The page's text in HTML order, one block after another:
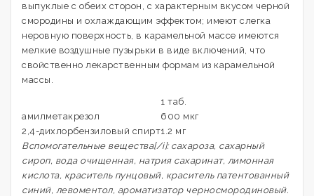
выпуклые с обеих сторон, с характерным вкусом черной
смородины и охлаждающим эффектом; имеют слегка
неровную поверхность, в карамельной массе имеются
мелкие воздушные пузырьки в виде включений, что
свойственно лекарственным формам из карамельной
массы.
1 таб.
амилметакрезол
600 мкг
2,4-дихлорбензиловый спирт1.2 мг
Вспомогательные вещества[/i]: сахароза, сахарный
сироп, вода очищенная, натрия сахаринат, лимонная
кислота, краситель пунцовый, краситель патентованный
синий, левоментол, ароматизатор черносмородиновый.